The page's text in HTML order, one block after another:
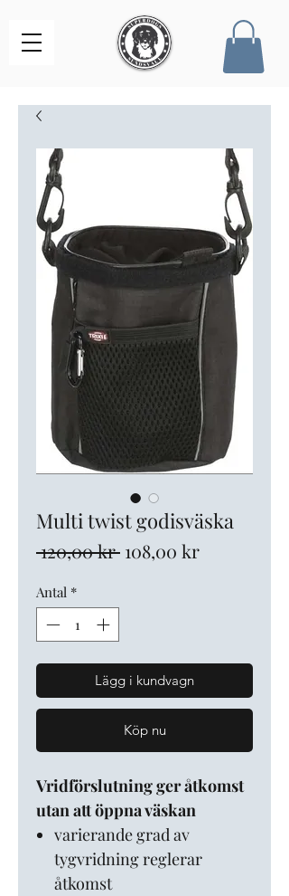
Multi twist godisväska
120,00 kr Ordinarie
108,00 krReapris
Antal *
Lägg i kundvagn
Köp nu
Vridförslutning ger åtkomst
utan att öppna väskan
varierande grad av
tygvridning reglerar
åtkomst